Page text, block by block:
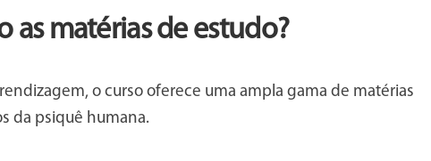
as matérias de estudo?
o curso oferece uma ampla gama de matérias
da psiquê humana.